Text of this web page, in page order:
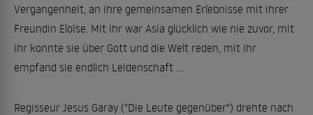
Vergangenheit, an ihre gemeinsamen Erlebnisse mit ihrer
Freundin Eloïse. Mit ihr war Asía glücklich wie nie zuvor, mit
ihr konnte sie über Gott und die Welt reden, mit ihr
empfand sie endlich Leidenschaft ...
Regisseur Jesus Garay ("Die Leute gegenüber") drehte nach